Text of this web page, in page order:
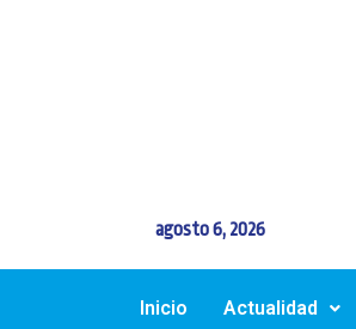
agosto 6, 2026
Inicio Actualidad